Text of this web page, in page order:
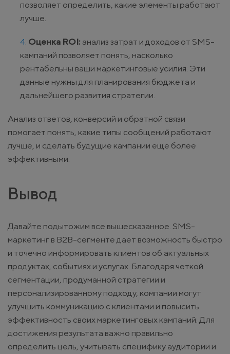
позволяет определить, какие элементы работают
лучше.
Оценка ROI: анализ затрат и доходов от SMS-
кампаний позволяет понять, насколько
рентабельны ваши маркетинговые усилия. Эти
данные нужны для планирования бюджета и
дальнейшего развития стратегии.
Анализ ответов, конверсий и обратной связи
помогает понять, какие типы сообщений работают
лучше, и сделать будущие кампании еще более
эффективными.
Вывод
Давайте подытожим все вышесказанное. SMS-
маркетинг в B2B-сегменте дает возможность быстро
и точечно информировать клиентов об актуальных
продуктах, событиях и услугах. Благодаря четкой
сегментации, продуманной стратегии и
персонализированному подходу, компании могут
улучшить коммуникацию с клиентами и повысить
эффективность своих маркетинговых кампаний. Для
достижения результата важно правильно
определить цель, учитывать специфику аудитории и